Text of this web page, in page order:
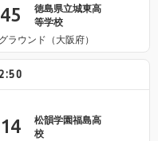
45
徳島県立城東高
等学校
ウンド（大阪府）
14
松韻学園福島高
校